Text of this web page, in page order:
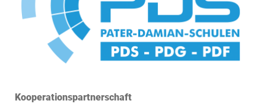
Kooperationspartnerschaft